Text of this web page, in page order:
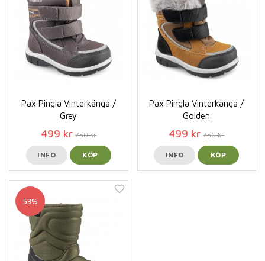
Pax Pingla Vinterkänga /
Grey
499 kr 750 kr
INFO KÖP
Pax Pingla Vinterkänga /
Golden
499 kr 750 kr
INFO KÖP
53%